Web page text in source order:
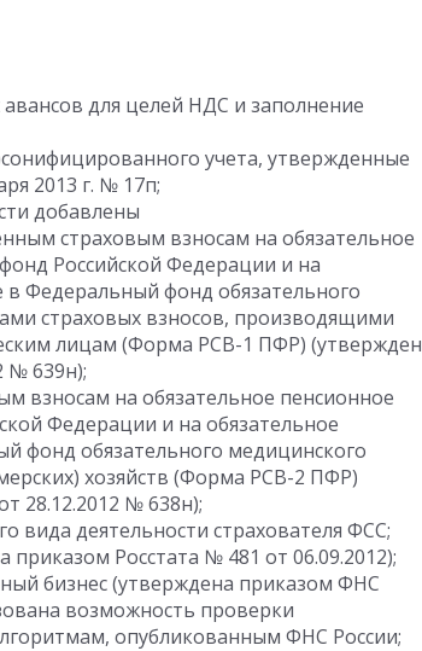
для целей НДС и заполнение
учета, утвержденные
2013 г. № 17п;
добавлены
страховым взносам на обязательное
Российской Федерации и на
в Федеральный фонд обязательного
страховых взносов, производящими
лицам (Форма РСВ-1 ПФР) (утвержден
№ 639н);
взносам на обязательное пенсионное
Федерации и на обязательное
фонд обязательного медицинского
хозяйств (Форма РСВ-2 ПФР)
28.12.2012 № 638н);
вида деятельности страхователя ФСС;
Росстата № 481 от 06.09.2012);
бизнес (утверждена приказом ФНС
возможность проверки
опубликованным ФНС России;